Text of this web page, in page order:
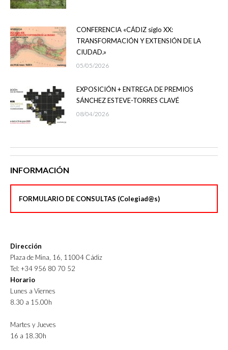
CONFERENCIA «CÁDIZ siglo XX:
TRANSFORMACIÓN Y EXTENSIÓN DE LA
CIUDAD.»
05/05/2026
EXPOSICIÓN + ENTREGA DE PREMIOS
SÁNCHEZ ESTEVE-TORRES CLAVÉ
08/04/2026
INFORMACIÓN
FORMULARIO DE CONSULTAS (Colegiad@s)
Dirección
Plaza de Mina, 16, 11004 Cádiz
Tel: +34 956 80 70 52
Horario
Lunes a Viernes
8.30 a 15.00h
Martes y Jueves
16 a 18.30h